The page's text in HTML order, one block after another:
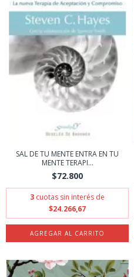
SAL DE TU MENTE ENTRA EN TU
MENTE TERAPI...
$72.800
3 cuotas sin interés de
$24.266,67